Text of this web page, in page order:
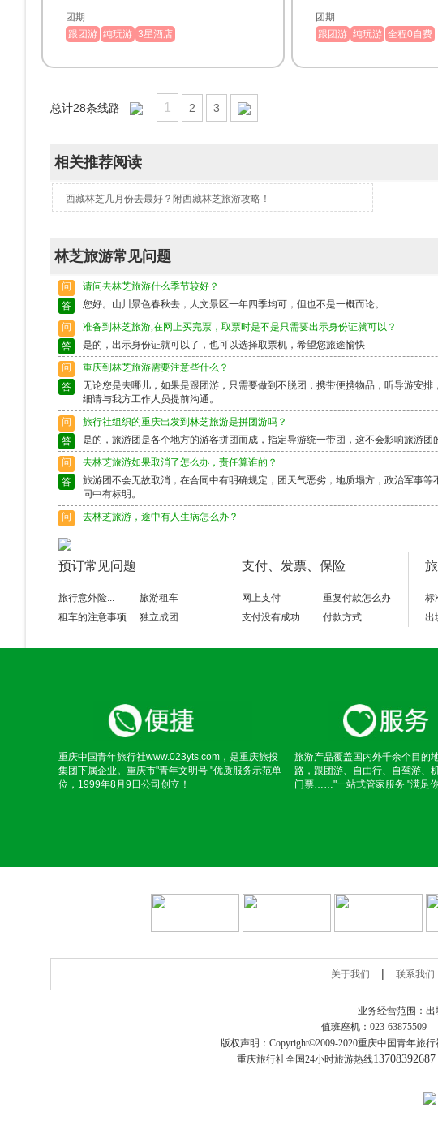
团期
跟团游 纯玩游 3星酒店
团期
跟团游 纯玩游 全程0自费
总计28条线路 1 2 3
相关推荐阅读
西藏林芝几月份去最好？附西藏林芝旅游攻略！
林芝旅游常见问题
问
请问去林芝旅游什么季节较好？
答
您好。山川景色春秋去，人文景区一年四季均可，但也不是一概而论。
问
准备到林芝旅游,在网上买完票，取票时是不是只需要出示身份证就可以？
答
是的，出示身份证就可以了，也可以选择取票机，希望您旅途愉快
问
重庆到林芝旅游需要注意些什么？
答
无论您是去哪儿，如果是跟团游，只需要做到不脱团，携带便携物品，听导游安
细请与我方工作人员提前沟通。
问
旅行社组织的重庆出发到林芝旅游是拼团游吗？
答
是的，旅游团是各个地方的游客拼团而成，指定导游统一带团，这不会影响旅游团
问
去林芝旅游如果取消了怎么办，责任算谁的？
答
旅游团不会无故取消，在合同中有明确规定，团天气恶劣，地质塌方，政治军事
同中有标明。
问
去林芝旅游，途中有人生病怎么办？
答
问
去林芝旅游途中脱团了怎么办？
答
预订常见问题
旅行意外险...
旅游租车
租车的注意事项
独立成团
支付、发票、保险
网上支付
重复付款怎么办
支付没有成功
付款方式
标
出
重庆中国青年旅行社www.023yts.com，是重庆旅投
集团下属企业。重庆市"青年文明号 "优质服务示范单
位，1999年8月9日公司创立！
旅游产品覆盖国内外千余个目的
路，跟团游、自由行、自驾游、
门票……"一站式管家服务 "满足你
关于我们 | 联系我们
业务经营范围：出
值班座机： 023-63875509
版权声明：Copyright©2009-2020重庆中国青年旅行
重庆旅行社全国24小时旅游热线13708392687